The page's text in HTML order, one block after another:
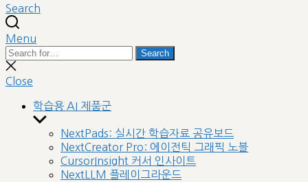
Search
Menu
Search
for:
Search
Close
search
Close
학습용 AI 제품군
Show
sub
menu
NextPads: 실시간 학습자료 공유보드
NextCreator Pro: 에이전틱 그래픽 노블
CursorInsight 커서 인사이트
NextLLM 플레이그라운드